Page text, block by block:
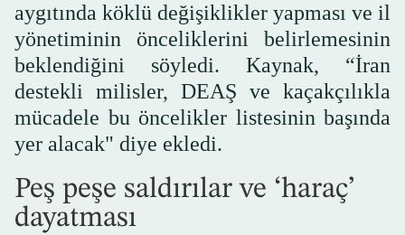
aygıtında köklü değişiklikler yapması ve il
yönetiminin önceliklerini belirlemesinin
beklendiğini söyledi. Kaynak, “İran
destekli milisler, DEAŞ ve kaçakçılıkla
mücadele bu öncelikler listesinin başında
yer alacak" diye ekledi.
Peş peşe saldırılar ve ‘haraç’
dayatması